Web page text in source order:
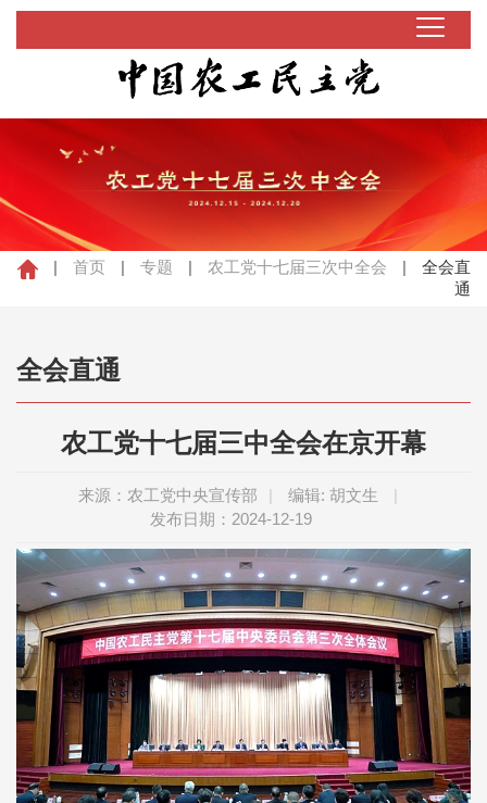
| 首页 | 专题 | 农工党十七届三次中全会 |
全会直
通
全会直通
农工党十七届三中全会在京开幕
来源：农工党中央宣传部 | 编辑: 胡文生
|
发布日期：2024-12-19